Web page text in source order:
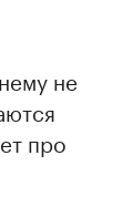
не
про